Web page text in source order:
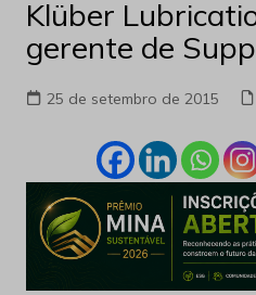
Klüber
gerente de
25 de setembro de 2015